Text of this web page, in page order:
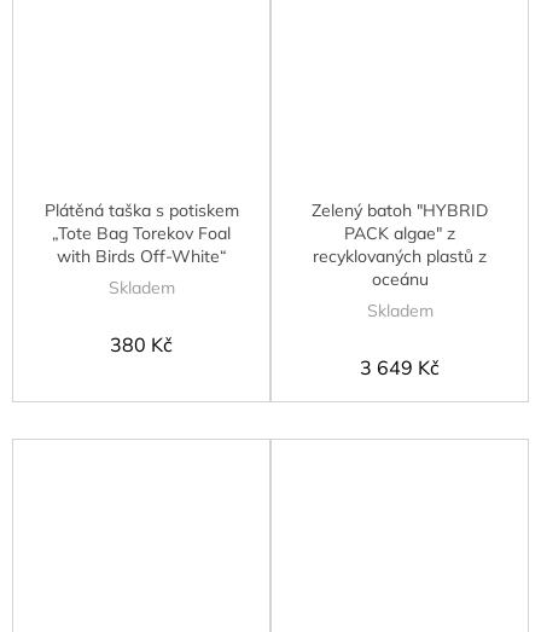
Plátěná taška s potiskem
„Tote Bag Torekov Foal
with Birds Off-White“
Skladem
380 Kč
Zelený batoh "HYBRID
PACK algae" z
recyklovaných plastů z
oceánu
Skladem
3 649 Kč